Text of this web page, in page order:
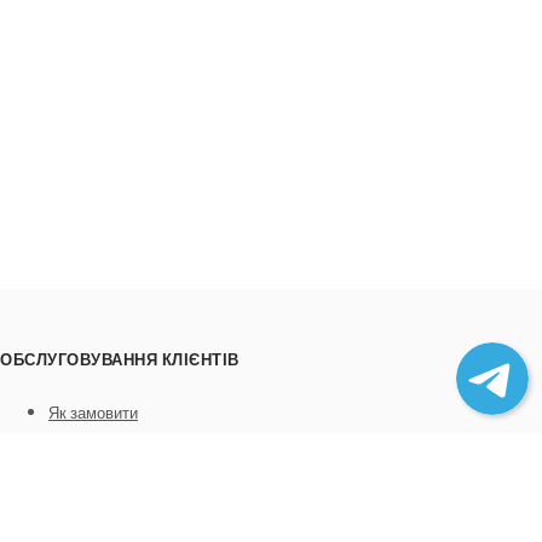
ОБСЛУГОВУВАННЯ КЛІЄНТІВ
Як замовити